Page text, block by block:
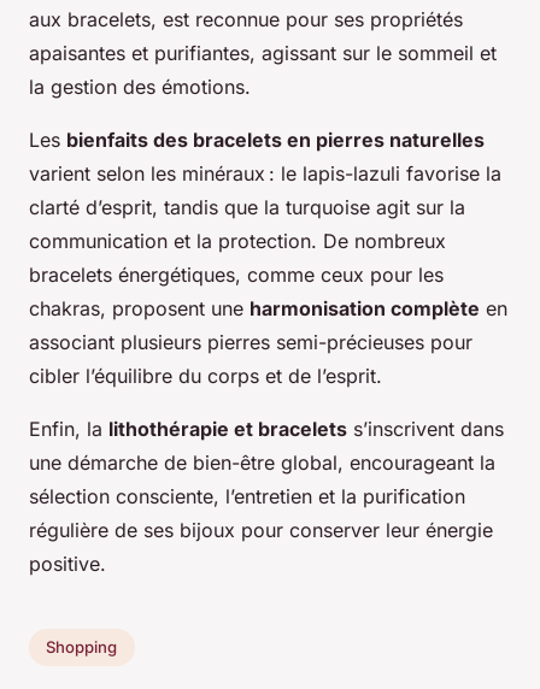
aux bracelets, est reconnue pour ses propriétés
apaisantes et purifiantes, agissant sur le sommeil et
la gestion des émotions.
Les bienfaits des bracelets en pierres naturelles
varient selon les minéraux : le lapis-lazuli favorise la
clarté d’esprit, tandis que la turquoise agit sur la
communication et la protection. De nombreux
bracelets énergétiques, comme ceux pour les
chakras, proposent une harmonisation complète en
associant plusieurs pierres semi-précieuses pour
cibler l’équilibre du corps et de l’esprit.
Enfin, la lithothérapie et bracelets s’inscrivent dans
une démarche de bien-être global, encourageant la
sélection consciente, l’entretien et la purification
régulière de ses bijoux pour conserver leur énergie
positive.
Shopping